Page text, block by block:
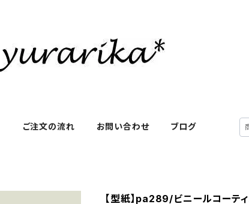
ご注文の流れ お問い合わせ ブログ
【型紙】pa289/ビニールコーティ